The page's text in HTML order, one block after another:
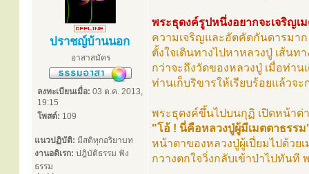
ปราชญ์บ้านนอก
อาสาสมัคร
ลงทะเบียนเมื่อ: 03 ต.ค. 2013,
19:15
โพสต์: 109
แนวปฏิบัติ: มีสติทุกอริยาบท
งานอดิเรก: ปฎิบัติธรรม ฟัง
ธรรม
พระธุดงค์รูปหนึ่งอยากจะเจริญเ
ความเจริญและอัตคัดกันดารมา
ตั้งใจเดินทางไปหาหลวงปู่ เส้น
กว่าจะถึงวัดของหลวงปู่ เมื่อท่า
ท่านเก็บริขารให้เรียบร้อยแล้วจ
พระธุดงค์ขึ้นไปบนกุฏิ เปิดหน้าต่
"โอ้ ! นี่คือหลวงปู่ผู้มีเมตตาธรร
หน้าตาของหลวงปู่ผู้เปี่ยมไปด้วย
กวางตกใจวิ่งกลับเข้าป่าไปทัน